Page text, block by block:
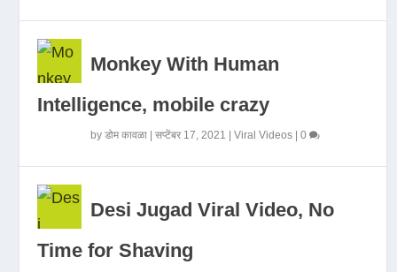
Monkey With Human
Intelligence, mobile crazy
byडोम कावळा |सप्टेंबर 17, 2021 |Viral Videos |0
Desi Jugad Viral Video, No
Time for Shaving